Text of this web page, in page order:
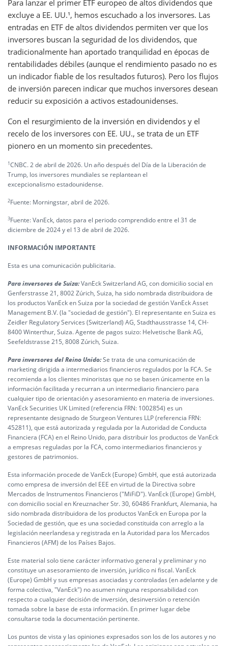
Para lanzar el primer ETF europeo de altos dividendos que
excluye a EE. UU.¹, hemos escuchado a los inversores. Las
entradas en ETF de altos dividendos permiten ver que los
inversores buscan la seguridad de los dividendos, que
tradicionalmente han aportado tranquilidad en épocas de
rentabilidades débiles (aunque el rendimiento pasado no es
un indicador fiable de los resultados futuros). Pero los flujos
de inversión parecen indicar que muchos inversores desean
reducir su exposición a activos estadounidenses.
Con el resurgimiento de la inversión en dividendos y el
recelo de los inversores con EE. UU., se trata de un ETF
pionero en un momento sin precedentes.
1CNBC. 2 de abril de 2026. Un año después del Día de la Liberación de
Trump, los inversores mundiales se replantean el
excepcionalismo estadounidense.
2Fuente: Morningstar, abril de 2026.
3Fuente: VanEck, datos para el periodo comprendido entre el 31 de
diciembre de 2024 y el 13 de abril de 2026.
INFORMACIÓN IMPORTANTE
Esta es una comunicación publicitaria.
Para inversores de Suiza:VanEck Switzerland AG, con domicilio social en
Genferstrasse 21, 8002 Zúrich, Suiza, ha sido nombrada distribuidora de
los productos VanEck en Suiza por la sociedad de gestión VanEck Asset
Management B.V. (la "sociedad de gestión"). El representante en Suiza es
Zeidler Regulatory Services (Switzerland) AG, Stadthausstrasse 14, CH-
8400 Winterthur, Suiza. Agente de pagos suizo: Helvetische Bank AG,
Seefeldstrasse 215, 8008 Zúrich, Suiza.
Para inversores del Reino Unido:Se trata de una comunicación de
marketing dirigida a intermediarios financieros regulados por la FCA. Se
recomienda a los clientes minoristas que no se basen únicamente en la
información facilitada y recurran a un intermediario financiero para
cualquier tipo de orientación y asesoramiento en materia de inversiones.
VanEck Securities UK Limited (referencia FRN: 1002854) es un
representante designado de Sturgeon Ventures LLP (referencia FRN:
452811), que está autorizada y regulada por la Autoridad de Conducta
Financiera (FCA) en el Reino Unido, para distribuir los productos de VanEck
a empresas reguladas por la FCA, como intermediarios financieros y
gestores de patrimonios.
Esta información procede de VanEck (Europe) GmbH, que está autorizada
como empresa de inversión del EEE en virtud de la Directiva sobre
Mercados de Instrumentos Financieros ("MiFiD"). VanEck (Europe) GmbH,
con domicilio social en Kreuznacher Str. 30, 60486 Frankfurt, Alemania, ha
sido nombrada distribuidora de los productos VanEck en Europa por la
Sociedad de gestión, que es una sociedad constituida con arreglo a la
legislación neerlandesa y registrada en la Autoridad para los Mercados
Financieros (AFM) de los Países Bajos.
Este material solo tiene carácter informativo general y preliminar y no
constituye un asesoramiento de inversión, jurídico ni fiscal. VanEck
(Europe) GmbH y sus empresas asociadas y controladas (en adelante y de
forma colectiva, "VanEck") no asumen ninguna responsabilidad con
respecto a cualquier decisión de inversión, desinversión o retención
tomada sobre la base de esta información. En primer lugar debe
consultarse toda la documentación pertinente.
Los puntos de vista y las opiniones expresados son los de los autores y no